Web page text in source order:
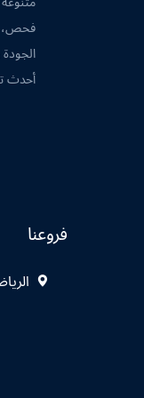
فحص،
أحدث
فروعنا